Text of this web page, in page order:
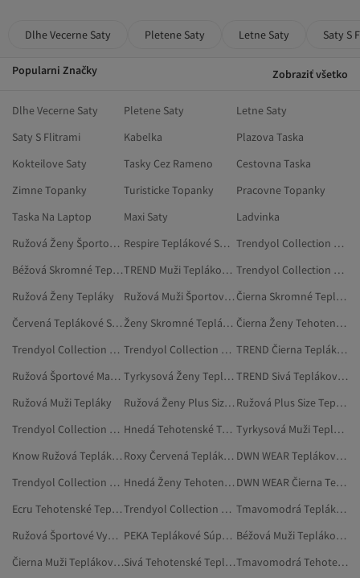
Dlhe Vecerne Saty Pletene Saty Letne Saty Saty S
Popularni Značky Zobraziť všetko
Dlhe Vecerne Saty Pletene Saty
Letne Saty
Saty S Flitrami
Kabelka
Plazova Taska
Kokteilove Saty
Tasky Cez Rameno
Cestovna Taska
Zimne Topanky
Turisticke Topanky
Pracovne Topanky
Taska Na Laptop
Maxi Saty
Ladvinka
Ružová Ženy Športové Tepláky
Respire Teplákové Súpravy
Trendyol Collection Teplákové Súpravy
Béžová Skromné Teplákové Súpravy
TREND Muži Teplákové Súpravy
Trendyol Collection Čierna Teplákové Súpravy
Ružová Ženy Tepláky
Ružová Muži Športové Tepláky
Čierna Skromné Teplákové Súpravy
Červená Teplákové Súpravy
Ženy Skromné Teplákové Súpravy
Čierna Ženy Tehotenské Teplákové Súpravy
Trendyol Collection Béžová Teplákové Súpravy
Trendyol Collection Sivá Teplákové Súpravy
TREND Čierna Teplákové Súpravy
Ružová Športové Materiály
Tyrkysová Ženy Teplákové Súpravy
TREND Sivá Teplákové Súpravy
Ružová Muži Tepláky
Ružová Ženy Plus Size Teplákové Súpravy
Ružová Plus Size Teplákové Súpravy
Trendyol Collection Muži Teplákové Súpravy
Hnedá Tehotenské Teplákové Súpravy
Tyrkysová Muži Teplákové Súpravy
Know Ružová Teplákové Súpravy
Roxy Červená Teplákové Súpravy
DWN WEAR Teplákové Súpravy
Trendyol Collection Tmavomodrá Teplákové Súpravy
Hnedá Ženy Tehotenské Teplákové Súpravy
DWN WEAR Čierna Teplákové Súpravy
Ecru Tehotenské Teplákové Súpravy
Trendyol Collection Viacfarebná Teplákové Súpravy
Tmavomodrá Teplákové Súpravy
Ružová Športové Vybavenie
PEKA Teplákové Súpravy
Béžová Muži Teplákové Súpravy
Čierna Muži Teplákové Súpravy
Sivá Tehotenské Teplákové Súpravy
Tmavomodrá Tehotenské Teplákové Súpravy